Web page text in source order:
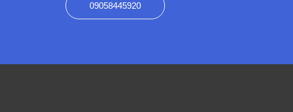
09058445920